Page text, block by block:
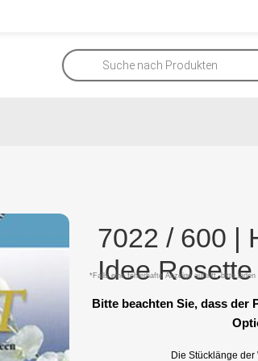
7022 / 600 |
Idee Rosette
*Falls eine fehlerhafte Anzeige auftritt, bitte laden
Bitte beachten Sie, dass der
Die Stücklänge